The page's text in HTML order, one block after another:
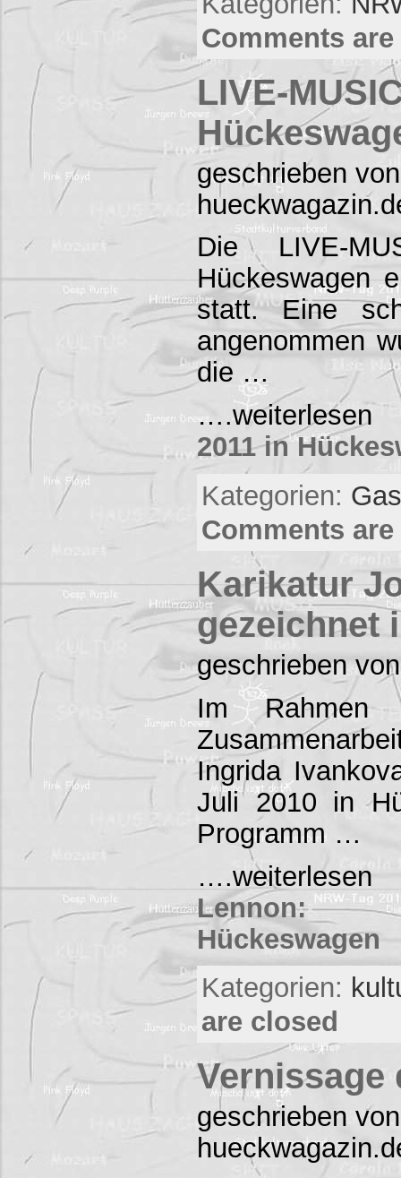
Comments
LIVE-
geschrieben
Die LIVE-
Hückeswagen
statt. Eine
angenommen
die …
2011 in
Kategorien:
Comments
Karikatur
gezeichnet
geschrieben
Im Rahmen
Ingrida
Juli 2010 in
Programm …
Lennon:
Hückeswagen
Kategorien:
are closed
Vernissage
geschrieben